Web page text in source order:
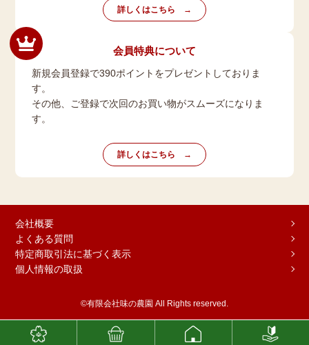
詳しくはこちら
会員特典について
新規会員登録で390ポイントをプレゼントしておりま
す。
その他、ご登録で次回のお買い物がスムーズになりま
す。
詳しくはこちら
会社概要
よくある質問
特定商取引法に基づく表示
個人情報の取扱
©有限会社味の農園 All Rights reserved.